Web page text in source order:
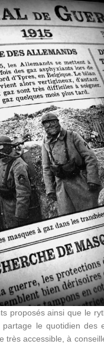
proposés ainsi que le
le quotidien des
très accessible, à